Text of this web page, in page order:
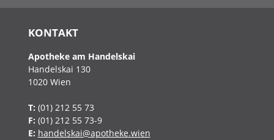
KONTAKT
Apotheke am Handelskai
Handelskai 130
1020 Wien
T: (01) 212 55 73
F: (01) 212 55 73-9
E: handelskai@apotheke.wien